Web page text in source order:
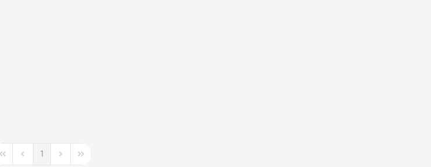
First PagePrevious Page
1
Next PageLast Page